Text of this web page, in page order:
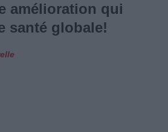
amélioration qui
santé globale!